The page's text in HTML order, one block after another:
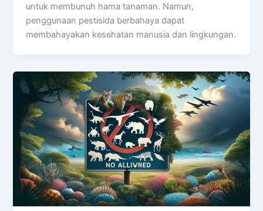
untuk membunuh hama tanaman. Namun,
penggunaan pestisida berbahaya dapat
membahayakan kesehatan manusia dan lingkungan.